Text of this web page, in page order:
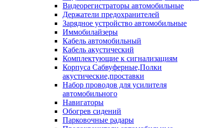
Видеорегистраторы автомобильные
Держатели предохранителей
Зарядное устройство автомобильные
Иммобилайзеры
Кабель автомобильный
Кабель акустический
Комплектующие к сигнализациям
Корпуса Сабвуферные,Полки
акустические,проставки
Набор проводов для усилителя
автомобильного
Навигаторы
Обогрев сидений
Парковочные радары